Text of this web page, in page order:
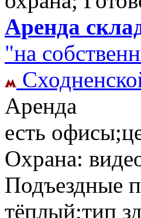
Аренда
"на
Аренда
есть
Охрана:
Подъездные
тёплый;тип